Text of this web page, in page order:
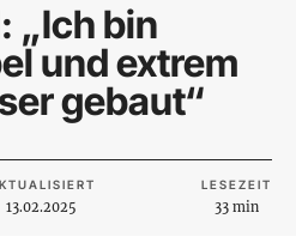
„Ich bin
und extrem
gebaut“
13.02.2025
LESEZEIT
33 min